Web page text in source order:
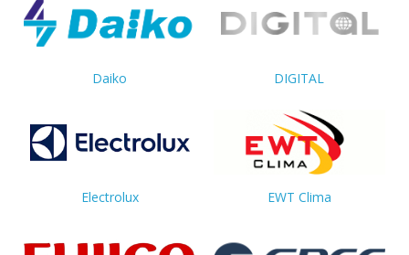
Daiko DIGITAL
Electrolux EWT Clima